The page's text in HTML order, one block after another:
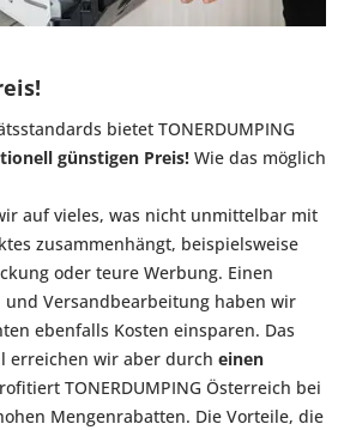
bietet TONERDUMPING
günstigen Preis! Wie das möglich
auf vieles, was nicht unmittelbar mit
zusammenhängt, beispielsweise
oder teure Werbung. Einen
und Versandbearbeitung haben wir
ebenfalls Kosten einsparen. Das
erreichen wir aber durch einen
TONERDUMPING Österreich bei
Mengenrabatten. Die Vorteile, die